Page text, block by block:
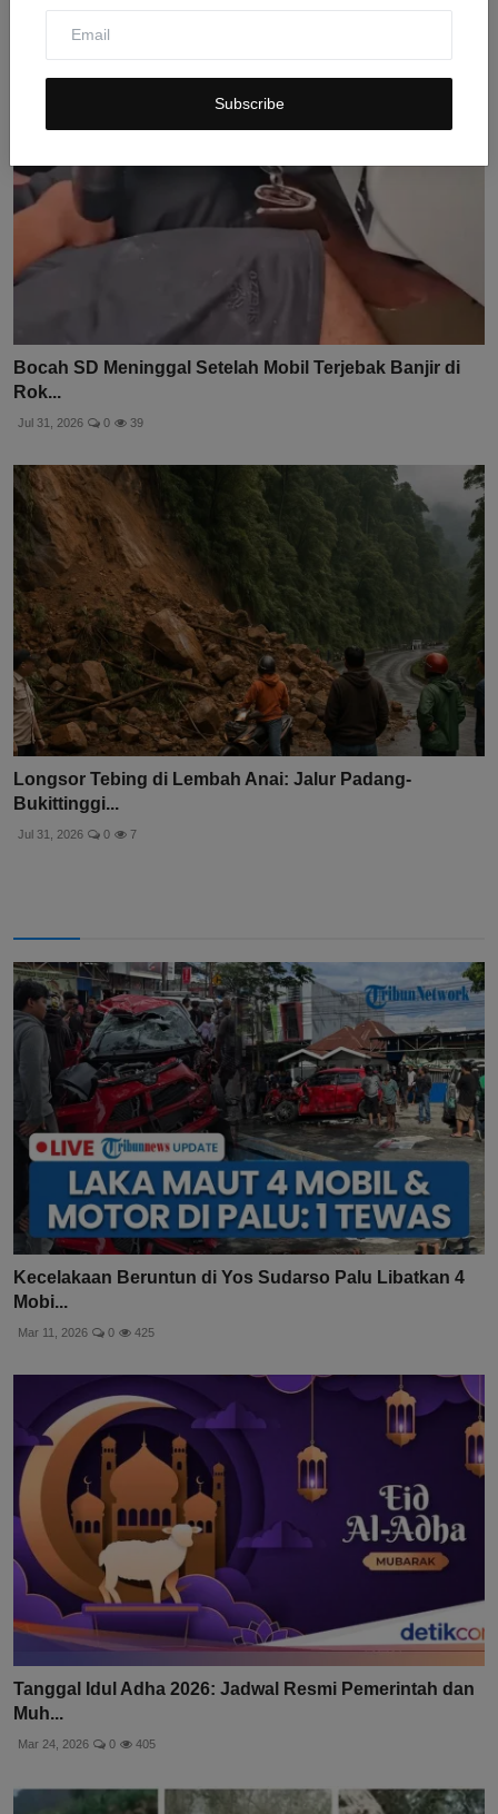
Subscribe
Jul 31, 2026 0 3
Bocah SD Meninggal Setelah Mobil Terjebak Banjir di
Rok...
Jul 31, 2026 0 39
Longsor Tebing di Lembah Anai: Jalur Padang-
Bukittinggi...
Jul 31, 2026 0 7
Kecelakaan Beruntun di Yos Sudarso Palu Libatkan 4
Mobi...
Mar 11, 2026 0 425
Tanggal Idul Adha 2026: Jadwal Resmi Pemerintah dan
Muh...
Mar 24, 2026 0 405